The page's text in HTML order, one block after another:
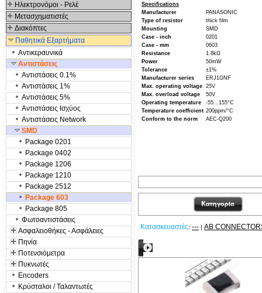
Ηλεκτρονόμοι - Ρελέ
Μετασχηματιστές
Διακόπτες
Παθητικά Εξαρτήματα
Αντικεραυνικά
Αντιστάσεις
Αντιστάσεις 0.1%
Αντιστάσεις 1%
Αντιστάσεις 5%
Αντιστάσεις Ισχύος
Αντιστάσεις Network
SMD
Package 0201
Package 0402
Package 1206
Package 1210
Package 2512
Package 603
Package 805
Φωτοαντιστάσεις
Ασφαλειοθήκες - Ασφάλειες
Πηνία
Ποτενσιόμετρα
Πυκνωτές
Encoders
Κρύσταλοι / Ταλαντωτές
Specifications
Manufacturer
PANASONIC
Type of resistor
thick film
Mounting
SMD
Case - inch
0201
Case - mm
0603
Resistance
1.8kΩ
Power
50mW
Tolerance
±1%
Manufacturer series
ERJ1GNF
Max. operating voltage 25V
Max. overload voltage
50V
Operating temperature
-55...155°C
Temperature coefficient 200ppm/°C
Conform to the norm
AEC-Q200
Κατασκευαστές: --- | AB